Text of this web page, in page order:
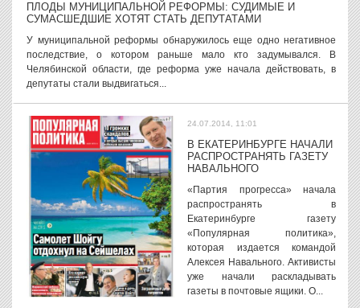
ПЛОДЫ МУНИЦИПАЛЬНОЙ РЕФОРМЫ: СУДИМЫЕ И
СУМАСШЕДШИЕ ХОТЯТ СТАТЬ ДЕПУТАТАМИ
У муниципальной реформы обнаружилось еще одно негативное
последствие, о котором раньше мало кто задумывался. В
Челябинской области, где реформа уже начала действовать, в
депутаты стали выдвигаться...
24.07.2014, 11:01
В ЕКАТЕРИНБУРГЕ НАЧАЛИ
РАСПРОСТРАНЯТЬ ГАЗЕТУ
НАВАЛЬНОГО
«Партия прогресса» начала
распространять в
Екатеринбурге газету
«Популярная политика»,
которая издается командой
Алексея Навального. Активисты
уже начали раскладывать
газеты в почтовые ящики. О...